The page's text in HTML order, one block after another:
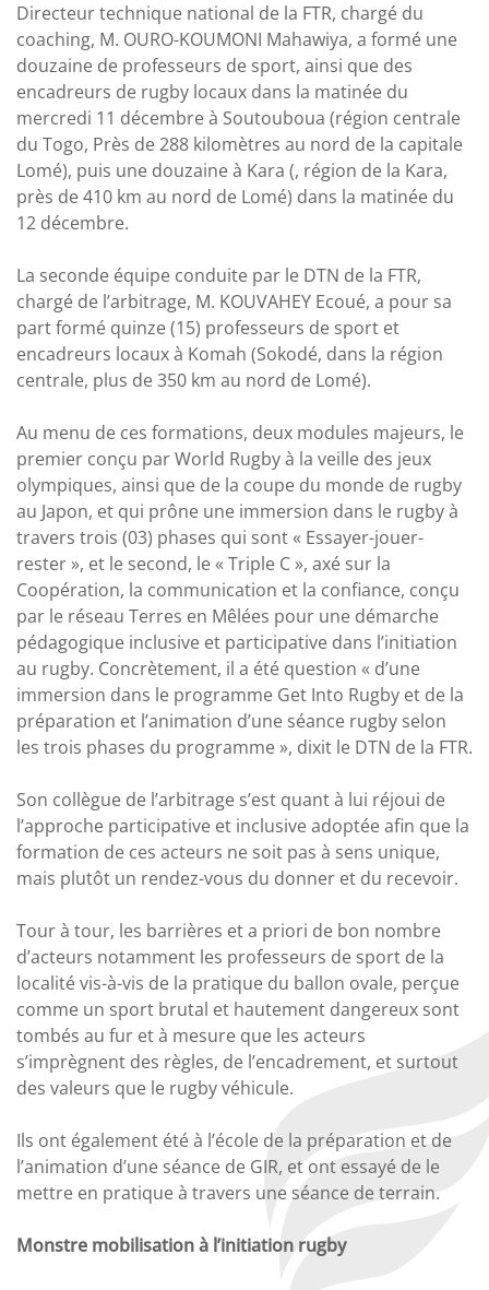
Directeur technique national de la FTR, chargé du
coaching, M. OURO-KOUMONI Mahawiya, a formé une
douzaine de professeurs de sport, ainsi que des
encadreurs de rugby locaux dans la matinée du
mercredi 11 décembre à Soutouboua (région centrale
du Togo, Près de 288 kilomètres au nord de la capitale
Lomé), puis une douzaine à Kara (, région de la Kara,
près de 410 km au nord de Lomé) dans la matinée du
12 décembre.
La seconde équipe conduite par le DTN de la FTR,
chargé de l’arbitrage, M. KOUVAHEY Ecoué, a pour sa
part formé quinze (15) professeurs de sport et
encadreurs locaux à Komah (Sokodé, dans la région
centrale, plus de 350 km au nord de Lomé).
Au menu de ces formations, deux modules majeurs, le
premier conçu par World Rugby à la veille des jeux
olympiques, ainsi que de la coupe du monde de rugby
au Japon, et qui prône une immersion dans le rugby à
travers trois (03) phases qui sont « Essayer-jouer-
rester », et le second, le « Triple C », axé sur la
Coopération, la communication et la confiance, conçu
par le réseau Terres en Mêlées pour une démarche
pédagogique inclusive et participative dans l’initiation
au rugby. Concrètement, il a été question « d’une
immersion dans le programme Get Into Rugby et de la
préparation et l’animation d’une séance rugby selon
les trois phases du programme », dixit le DTN de la FTR.
Son collègue de l’arbitrage s’est quant à lui réjoui de
l’approche participative et inclusive adoptée afin que la
formation de ces acteurs ne soit pas à sens unique,
mais plutôt un rendez-vous du donner et du recevoir.
Tour à tour, les barrières et a priori de bon nombre
d’acteurs notamment les professeurs de sport de la
localité vis-à-vis de la pratique du ballon ovale, perçue
comme un sport brutal et hautement dangereux sont
tombés au fur et à mesure que les acteurs
s’imprègnent des règles, de l’encadrement, et surtout
des valeurs que le rugby véhicule.
Ils ont également été à l’école de la préparation et de
l’animation d’une séance de GIR, et ont essayé de le
mettre en pratique à travers une séance de terrain.
Monstre mobilisation à l’initiation rugby